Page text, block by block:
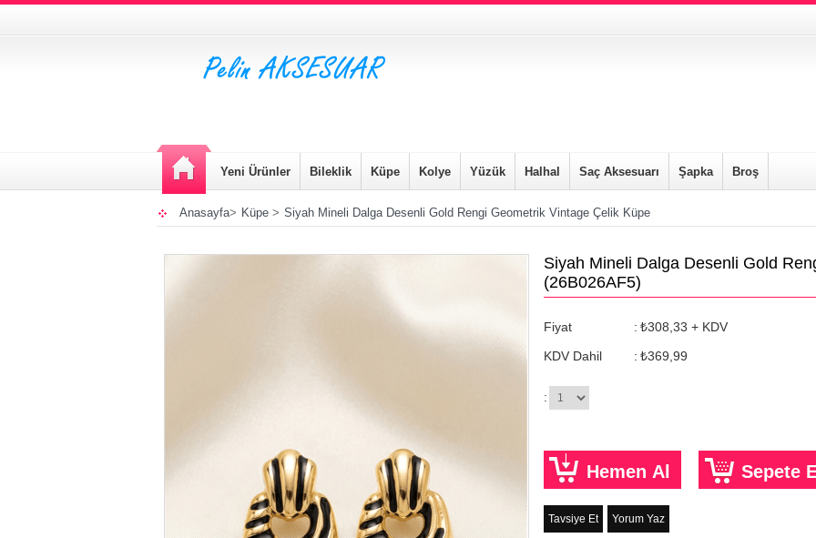
Yeni Ürünler Bileklik Küpe Kolye Yüzük Halhal Saç Aksesuarı Şapka Broş
Anasayfa> Küpe > Siyah Mineli Dalga Desenli Gold Rengi Geometrik Vintage Çelik Küpe
Siyah Mineli Dalga Desenli Gold
(26B026AF5)
Fiyat : ₺308,33 + KDV
KDV Dahil
: ₺369,99
:
Tavsiye Et Yorum Yaz